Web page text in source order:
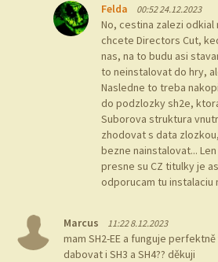
Felda 00:52 24.12.2023
No, cestina zalezi odkial
chcete Directors Cut,
nas, na to budu asi
to neinstalovat do hry,
Nasledne to treba
do podzlozky sh2e,
Suborova struktura
zhodovat s data
bezne nainstalovat...
presne su CZ titulky je
odporucam tu instalaciu
Marcus 11:22 8.12.2023
mam SH2-EE a funguje
dabovat i SH3 a SH4?? děkuji